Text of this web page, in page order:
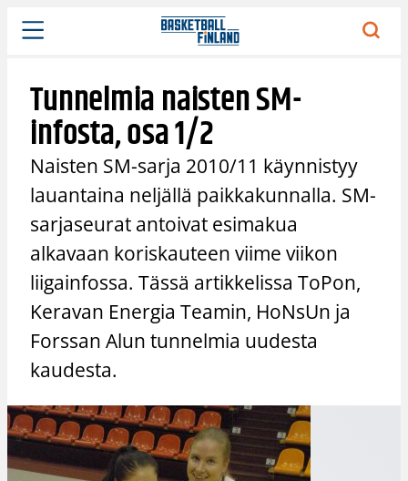
Siirry
sisältöön
Tunnelmia naisten SM-
infosta, osa 1/2
Naisten SM-sarja 2010/11 käynnistyy
lauantaina neljällä paikkakunnalla. SM-
sarjaseurat antoivat esimakua
alkavaan koriskauteen viime viikon
liigainfossa. Tässä artikkelissa ToPon,
Keravan Energia Teamin, HoNsUn ja
Forssan Alun tunnelmia uudesta
kaudesta.